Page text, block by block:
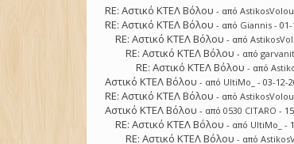
RE: Αστικό ΚΤΕΛ Βόλου - από
RE: Αστικό ΚΤΕΛ Βόλου - από Giannis - 01-
RE: Αστικό ΚΤΕΛ Βόλου - από
RE: Αστικό ΚΤΕΛ Βόλου - από
RE: Αστικό ΚΤΕΛ Βόλου - από
Αστικό ΚΤΕΛ Βόλου - από UltiMo_ - 03-12-
RE: Αστικό ΚΤΕΛ Βόλου - από
Αστικό ΚΤΕΛ Βόλου - από0530 CITARO -
RE: Αστικό ΚΤΕΛ Βόλου - από UltiMo_ -
RE: Αστικό ΚΤΕΛ Βόλου - από